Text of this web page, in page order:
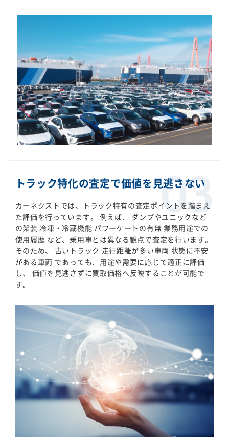
トラック特化の査定で価値を見逃さない
カーネクストでは、トラック特有の査定ポイントを踏まえ
た評価を行っています。 例えば、 ダンプやユニックなど
の架装 冷凍・冷蔵機能 パワーゲートの有無 業務用途での
使用履歴 など、乗用車とは異なる観点で査定を行います。
そのため、 古いトラック 走行距離が多い車両 状態に不安
がある車両 であっても、用途や需要に応じて適正に評価
し、 価値を見逃さずに買取価格へ反映することが可能で
す。